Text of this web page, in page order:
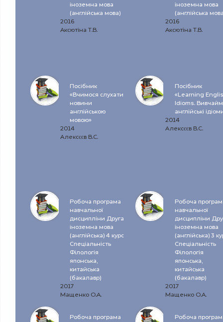
іноземна мова
(англійська мова)
2016
Аксютіна Т.В.
іноземна мова
(англійська
2016
Аксютіна Т.В.
Посібник
«Вчимося слухати
новини
англійською
мовою»
2014
Алексєєв В.С.
Посібник
«Learning
Idioms.
англійські
2014
Алексєєв В.С.
Робоча програма
навчальної
дисципліни Друга
іноземна мова
(англійська) 4 курс
Спеціальність
Філологія
японська,
китайська
(бакалавр)
2017
Мащенко О.А.
Робоча
навчальної
дисципліни
іноземна мова
(англійська) 3
Спеціальність
Філологія
японська,
китайська
(бакалавр)
2017
Мащенко О.А.
Робоча програма
Робоча